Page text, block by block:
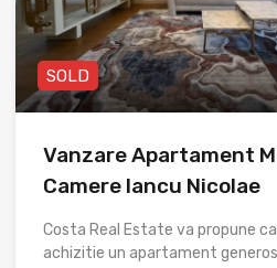
SOLD
Vanzare Apartament
Camere Iancu Nicolae
Costa Real Estate va propune
achizitie un apartament